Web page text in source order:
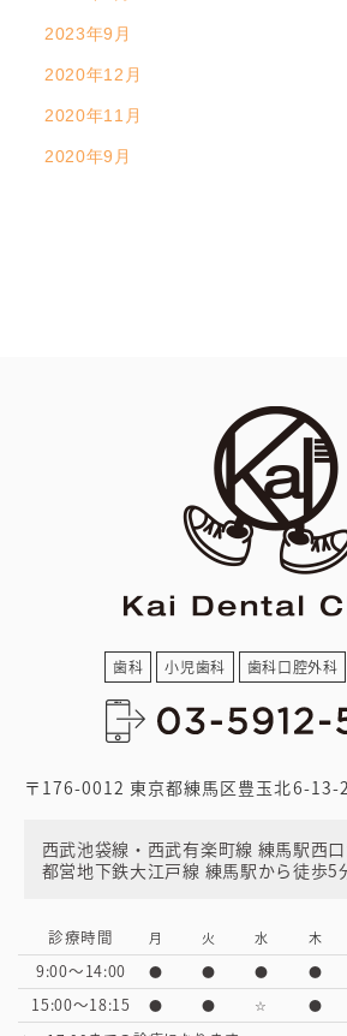
2023年9月
2020年12月
2020年11月
2020年9月
歯科 小児歯科 歯科口腔外科
〒176-0012 東京都練馬区豊玉北6-13-
西武池袋線・西武有楽町線 練馬駅西
都営地下鉄大江戸線 練馬駅から徒歩5
診療時間 月 火 水 木
9:00～14:00 ● ● ● ●
15:00～18:15 ● ● ☆ ●